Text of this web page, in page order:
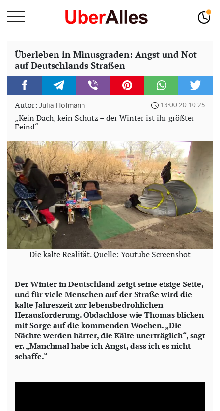
Überleben in Minusgraden: Angst und Not
auf Deutschlands Straßen
Autor: Julia Hofmann 13:00 20.10.25
„Kein Dach, kein Schutz – der Winter ist ihr größter
Feind“
Die kalte Realität. Quelle: Youtube Screenshot
Der Winter in Deutschland zeigt seine eisige Seite,
und für viele Menschen auf der Straße wird die
kalte Jahreszeit zur lebensbedrohlichen
Herausforderung. Obdachlose wie Thomas blicken
mit Sorge auf die kommenden Wochen. „Die
Nächte werden härter, die Kälte unerträglich“, sagt
er. „Manchmal habe ich Angst, dass ich es nicht
schaffe.“